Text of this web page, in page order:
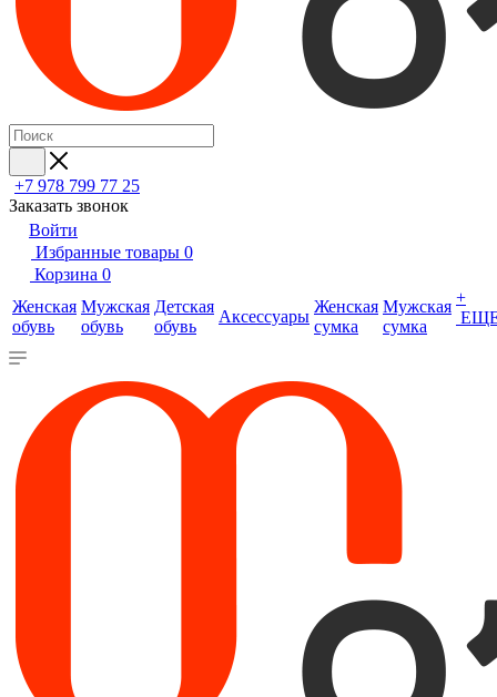
+7 978 799 77 25
Заказать звонок
Войти
Избранные товары 0
Корзина 0
Женская
обувь
Мужская
обувь
Детская
обувь
Аксессуары
Женская
сумка
Мужская
сумка
+